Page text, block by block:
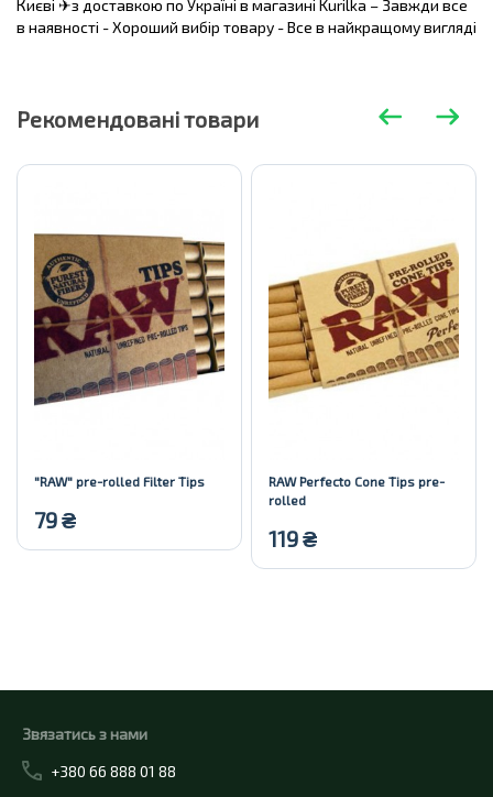
Києві ✈з доставкою по Україні в магазині Kurilka – Завжди все
в наявності - Хороший вибір товару - Все в найкращому вигляді
Рекомендовані товари
"RAW" pre-rolled Filter Tips
79₴
RAW Perfecto Cone Tips pre-
rolled
119₴
Звязатись з нами
+380 66 888 01 88